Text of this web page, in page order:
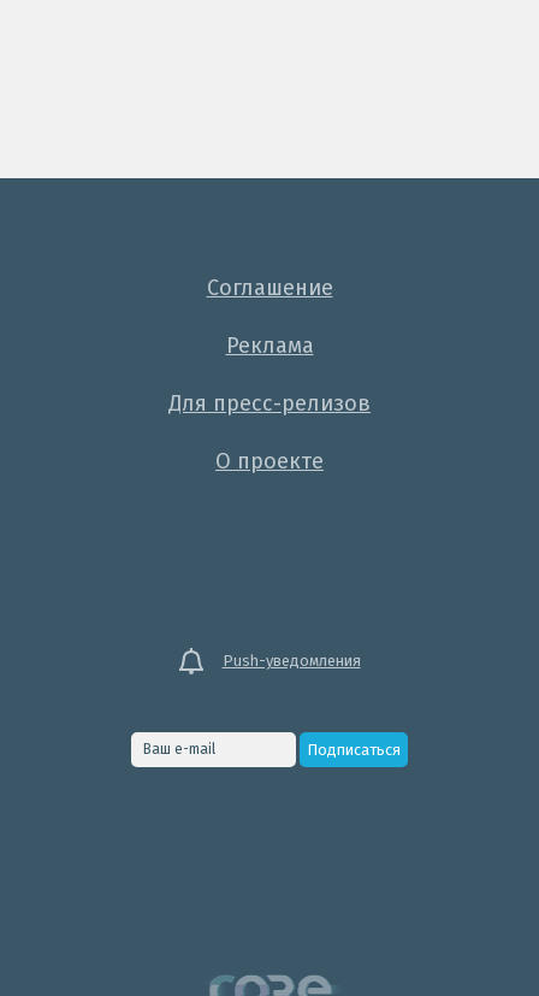
Соглашение
Реклама
Для пресс-релизов
О проекте
Push-уведомления